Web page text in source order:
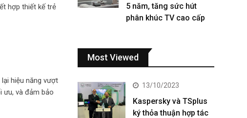
hợp thiết kế trẻ
hiệu năng vượt
ưu, và đảm bảo
5 năm, tăng sức hút
phân khúc TV cao cấp
Most Viewed
13/10/2023
Kaspersky và TSplus
ký thỏa thuận hợp tác